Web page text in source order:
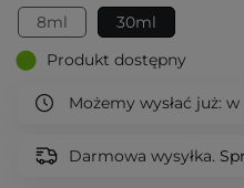
8ml
30ml
Produkt dostępny
Możemy wysłać już: w
Darmowa wysyłka.